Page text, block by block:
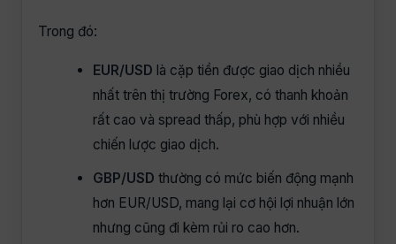
Trong đó:
EUR/USD là cặp tiền được giao dịch nhiều
nhất trên thị trường Forex, có thanh khoản
rất cao và spread thấp, phù hợp với nhiều
chiến lược giao dịch.
GBP/USD thường có mức biến động mạnh
hơn EUR/USD, mang lại cơ hội lợi nhuận lớn
nhưng cũng đi kèm rủi ro cao hơn.